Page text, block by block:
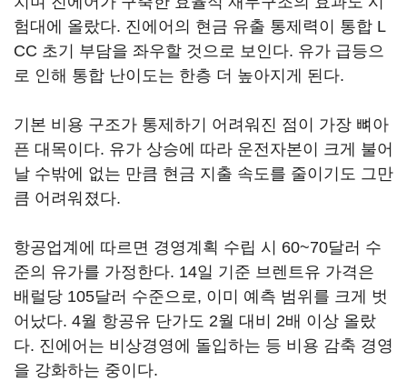
험대에 올랐다. 진에어의 현금 유출 통제력이 통합 L
CC 초기 부담을 좌우할 것으로 보인다. 유가 급등으
로 인해 통합 난이도는 한층 더 높아지게 된다.
기본 비용 구조가 통제하기 어려워진 점이 가장 뼈아
픈 대목이다. 유가 상승에 따라 운전자본이 크게 불어
날 수밖에 없는 만큼 현금 지출 속도를 줄이기도 그만
큼 어려워졌다.
항공업계에 따르면 경영계획 수립 시 60~70달러 수
준의 유가를 가정한다. 14일 기준 브렌트유 가격은
배럴당 105달러 수준으로, 이미 예측 범위를 크게 벗
어났다. 4월 항공유 단가도 2월 대비 2배 이상 올랐
다. 진에어는 비상경영에 돌입하는 등 비용 감축 경영
을 강화하는 중이다.